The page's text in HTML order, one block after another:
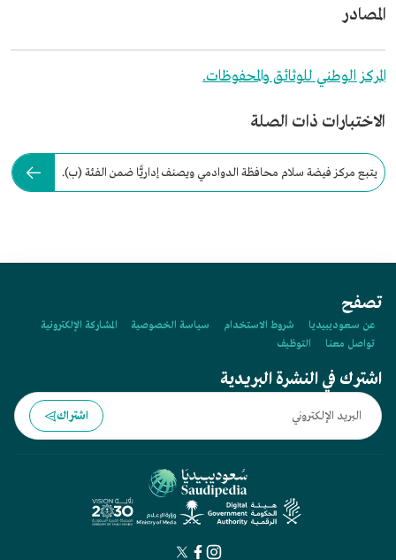
المصادر
المركز الوطني للوثائق والمحفوظات.
الاختبارات ذات الصلة
يتبع مركز فيضة سلام محافظة الدوادمي ويصنف إداريًّا ضمن الفئة (ب).
تصفح
عن سعوديبيديا شروط الاستخدام سياسة الخصوصية
المشاركة الإلكترونية
تواصل معنا
التوظيف
اشترك في النشرة البريدية
اشتراك